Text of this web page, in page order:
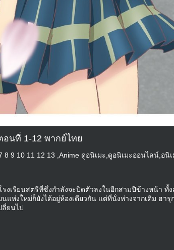
อนที่ 1-12 พากย์ไทย
9 10 11 12 13 ,Anime ดูอนิเมะ,ดูอนิเมะออนไลน์,อนิ
งเรียนสตรีที่ซึ่งกำลังจะปิดตัวลงในอีกสามปีข้างหน้า ทั้
แห่งใหม่ก็ยังได้อยู่ห้องเดียวกัน แต่ที่นั่งห่างจากเดิม ฮา
ลี่ยนไป